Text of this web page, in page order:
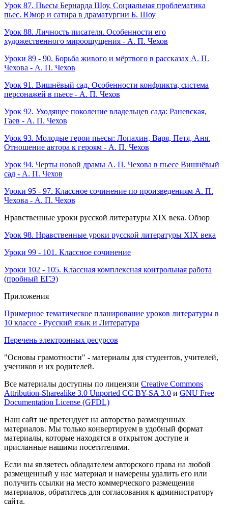
Урок 87. Пьесы Бернарда Шоу. Социальная проблематика
пьес. Юмор и сатира в драматургии Б. Шоу
Урок 88. Личность писателя. Особенности его
художественного мироощущения - А. П. Чехов
Уроки 89 - 90. Борьба живого и мёртвого в рассказах А. П.
Чехова - А. П. Чехов
Урок 91. Вишнёвый сад. Особенности конфликта, система
персонажей в пьесе - А. П. Чехов
Урок 92. Уходящее поколение владельцев сада: Раневская,
Гаев - А. П. Чехов
Урок 93. Молодые герои пьесы: Лопахин, Варя, Петя, Аня.
Отношение автора к героям - А. П. Чехов
Урок 94. Черты новой драмы А. П. Чехова в пьесе Вишнёвый
сад - А. П. Чехов
Уроки 95 - 97. Классное сочинение по произведениям А. П.
Чехова - А. П. Чехов
Нравственные уроки русской литературы XIX века. Обзор
Урок 98. Нравственные уроки русской литературы XIX века
Уроки 99 - 101. Классное сочинение
Уроки 102 - 105. Классная комплексная контрольная работа
(пробный ЕГЭ)
Приложения
Примерное тематическое планирование уроков литературы в
10 классе - Русский язык и Литература
Перечень электронных ресурсов
"Основы грамотности" - материалы для студентов, учителей,
учеников и их родителей.
Все материалы доступны по лицензии Creative Commons
Attribution-Sharealike 3.0 Unported CC BY-SA 3.0 и GNU Free
Documentation License (GFDL)
Наш сайт не претендует на авторство размещенных
материалов. Мы только конвертируем в удобный формат
материалы, которые находятся в открытом доступе и
присланные нашими посетителями.
Если вы являетесь обладателем авторского права на любой
размещенный у нас материал и намерены удалить его или
получить ссылки на место коммерческого размещения
материалов, обратитесь для согласования к администратору
сайта.